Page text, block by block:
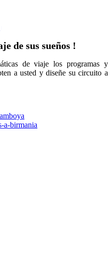
de sus sueños !
de viaje los programas y
a usted y diseñe su circuito a